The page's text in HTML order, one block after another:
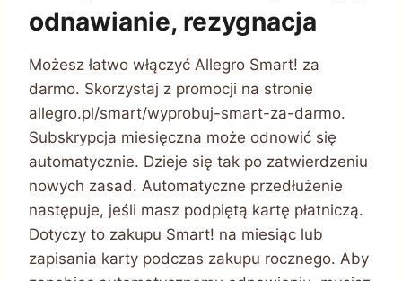
odnawianie, rezygnacja
Możesz łatwo włączyć Allegro Smart! za
darmo. Skorzystaj z promocji na stronie
allegro.pl/smart/wyprobuj-smart-za-darmo.
Subskrypcja miesięczna może odnowić się
automatycznie. Dzieje się tak po zatwierdzeniu
nowych zasad. Automatyczne przedłużenie
następuje, jeśli masz podpiętą kartę płatniczą.
Dotyczy to zakupu Smart! na miesiąc lub
zapisania karty podczas zakupu rocznego. Aby